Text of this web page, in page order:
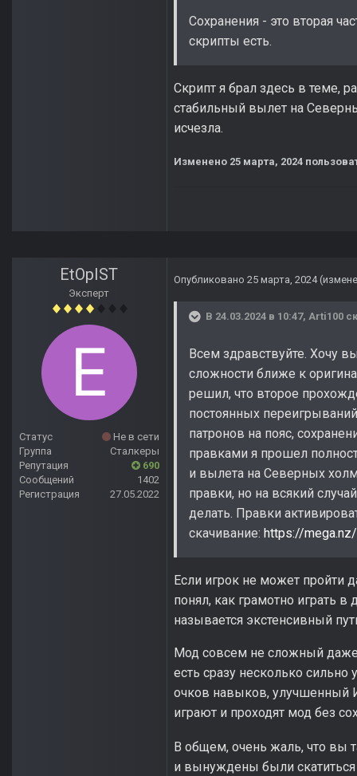
Сохранения - это вторая
скрипты есть.
Скрипт я брал здесь в
стабильный вылет на
исчезла.
Изменено 25 марта, 2024
EtOpIST
Эксперт
Статус
Не в сети
Группа
Сталкеры
Репутация
690
Сообщений
1402
Регистрация
27.05.2022
Опубликовано 25 марта, 2024
В 24.03.2024 в 10:47, Arti100
Всем здравствуйте. Хочу
сложности ближе к
решил, что второе
постоянных
патронов на пояс,
правками я прошел
и вылета на Северных
правки, но на всякий
делать. Правки
скачивание: https://
Если игрок не может пройти
понял, как грамотно играть
называется экстенсивный
Мод совсем не сложный даже
есть сразу несколько
очков навыков, улучшенный
играют и проходят мод без
В общем, очень жаль, что вы
и вынуждены были